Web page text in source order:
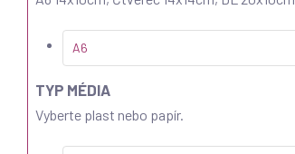
A6
TYP MÉDIA
Vyberte plast nebo papír.